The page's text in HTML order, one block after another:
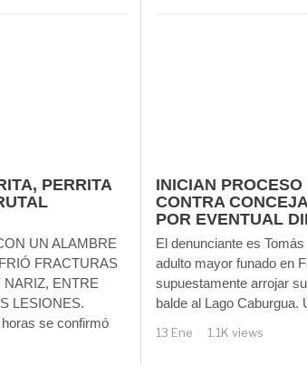
PERRITA
UN ALAMBRE
FRACTURAS
ENTRE
LESIONES.
se confirmó
INICIAN
CONTRA
POR EVENTUAL
El denunciante es
adulto mayor funado en
supuestamente arrojar
balde al Lago Caburgua.
13 Ene 1.1K views